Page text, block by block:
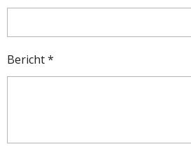
Bericht *